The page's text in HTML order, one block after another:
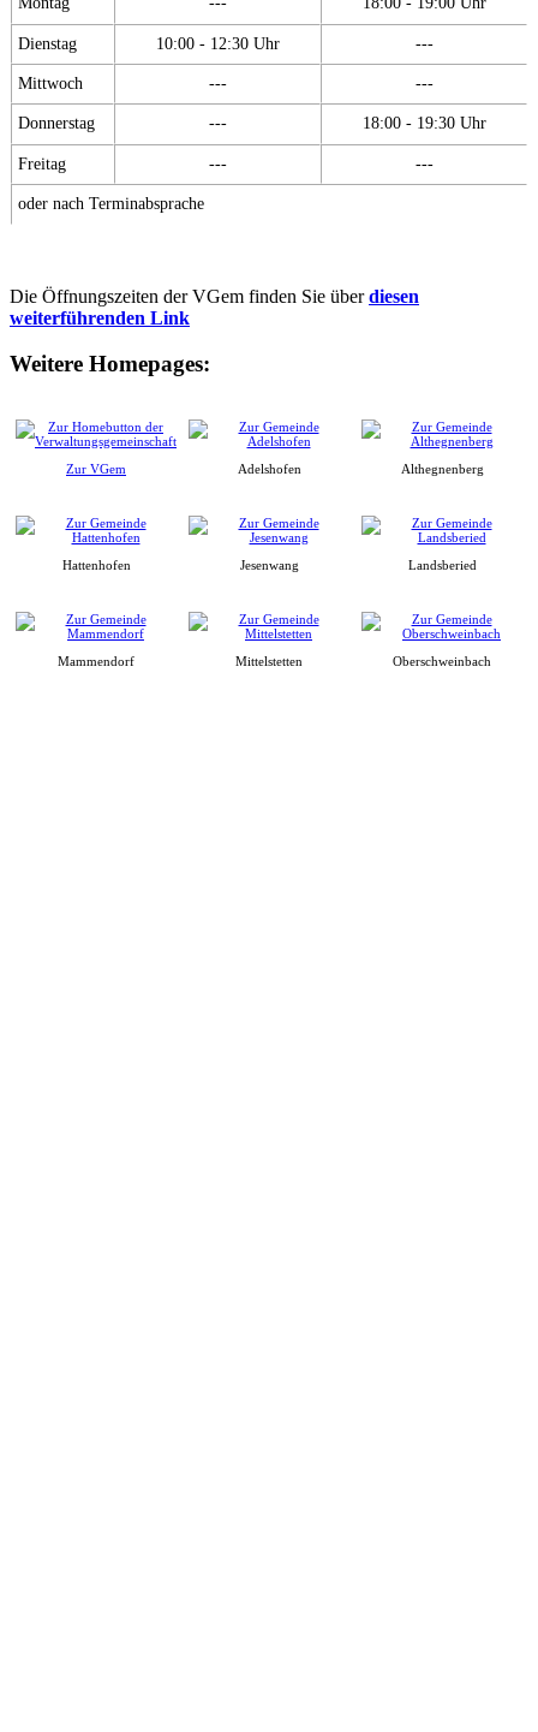
Dienstag 10:00 - 12:30 Uhr ---
Mittwoch --- ---
Donnerstag --- 18:00 - 19:30 Uhr
Freitag --- ---
oder nach Terminabsprache
Die Öffnungszeiten der VGem finden Sie überdiesen
weiterführenden Link
Weitere Homepages:
Zur VGem Adelshofen Althegnenberg
Hattenhofen Jesenwang Landsberied
Mammendorf Mittelstetten Oberschweinbach